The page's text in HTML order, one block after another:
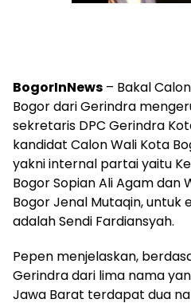
BogorInNews – Bakal
Bogor dari Gerindra
sekretaris DPC Gerindra
kandidat Calon Wali Kota
yakni internal partai yaitu
Bogor Sopian Ali Agam dan
Bogor Jenal Mutaqin,
adalah Sendi Fardiansyah.
Pepen menjelaskan,
Gerindra dari lima nama
Jawa Barat terdapat dua